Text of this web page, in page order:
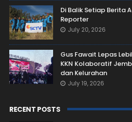
Di Balik Setiap Berita
Reporter
July 20, 2026
Gus Fawait Lepas
KKN Kolaboratif
dan Kelurahan
July 19, 2026
RECENT POSTS